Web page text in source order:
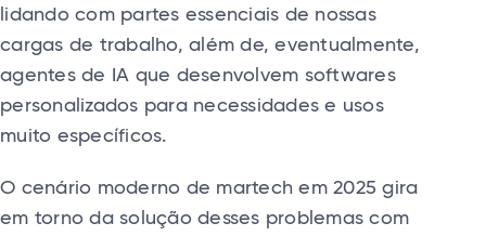
lidando com partes essenciais de nossas
cargas de trabalho, além de, eventualmente,
agentes de IA que desenvolvem softwares
personalizados para necessidades e usos
muito específicos.
O cenário moderno de martech em 2025 gira
em torno da solução desses problemas com